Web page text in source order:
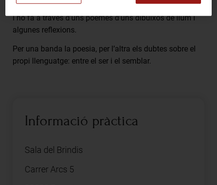
FES-TE SOCI
I ho fa a través d’uns poemes d’uns dibuixos de llum i
algunes reflexions.
Per una banda la poesia, per l’altra els dubtes sobre el
propi llenguatge: entre el ser i el semblar.
Informació pràctica
Sala del Brindis
Carrer Arcs 5